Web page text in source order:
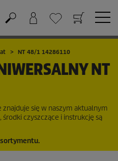
NT 48/1 14286110
NT
znajduje się w naszym aktualnym
czyszczące i instrukcję są